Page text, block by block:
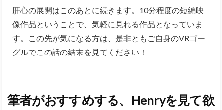
肝心の展開はこのあとに続きます。10分程度の短編映
像作品ということで、気軽に見れる作品となっていま
す。この先が気になる方は、是非ともご自身のVRゴー
グルでこの話の結末を見てください！
筆者がおすすめする、Henryを見て欲